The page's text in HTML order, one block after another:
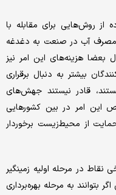
از روش‌هایی برای مقابله با
مصرف آب در صنعت به دغدغه
بعضا هزینه‌های این امر نیز
بیشتر به دنبال برقراری
قادر نیستند جهش‌های
این امر در بین کشورهایی
حمایت از محیط‌زیست برخوردار
در مرحله اولیه زمینگیر
به مرحله بهره‌برداری